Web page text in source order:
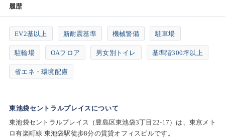
履歴
EV2基以上 新耐震基準 機械警備 駐車場
駐輪場 OAフロア 男女別トイレ 基準階300坪以上
省エネ・環境配慮
東池袋セントラルプレイスについて
東池袋セントラルプレイス（豊島区東池袋3丁目22-17）は、東京メト
ロ有楽町線 東池袋駅徒歩8分の賃貸オフィスビルです。